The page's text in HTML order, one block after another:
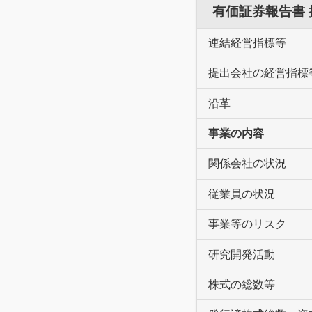
有価証券報告書
連結経営指標等
提出会社の経営指標
沿革
事業の内容
関係会社の状況
従業員の状況
事業等のリスク
研究開発活動
株式の総数等